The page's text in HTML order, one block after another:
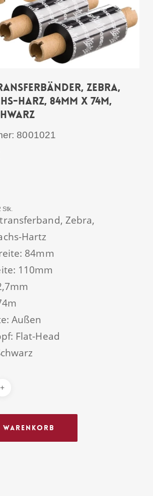
Zebra,
Harz, 84mm x 74m,
8001021
Stk.
Zebra,
Hartz
84mm
110mm
Außen
Flat-Head
Warenkorb